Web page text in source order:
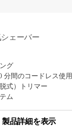
ェーバー
グ
分間のコードレス使用
式）トリマー
ム
製品詳細を表示